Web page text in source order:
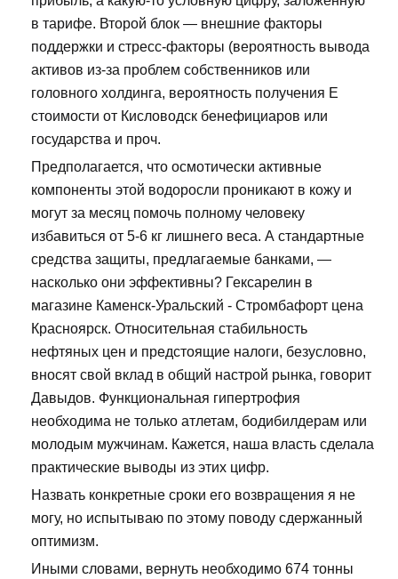
в тарифе. Второй блок — внешние факторы
поддержки и стресс-факторы (вероятность вывода
активов из-за проблем собственников или
головного холдинга, вероятность получения Е
стоимости от Кисловодск бенефициаров или
государства и проч.
Предполагается, что осмотически активные
компоненты этой водоросли проникают в кожу и
могут за месяц помочь полному человеку
избавиться от 5-6 кг лишнего веса. А стандартные
средства защиты, предлагаемые банками, —
насколько они эффективны? Гексарелин в
магазине Каменск-Уральский - Стромбафорт цена
Красноярск. Относительная стабильность
нефтяных цен и предстоящие налоги, безусловно,
вносят свой вклад в общий настрой рынка, говорит
Давыдов. Функциональная гипертрофия
необходима не только атлетам, бодибилдерам или
молодым мужчинам. Кажется, наша власть сделала
практические выводы из этих цифр.
Назвать конкретные сроки его возвращения я не
могу, но испытываю по этому поводу сдержанный
оптимизм.
Иными словами, вернуть необходимо 674 тонны